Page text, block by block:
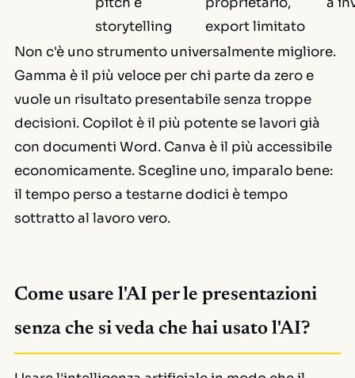
storytelling
export limitato
Non c'è uno strumento universalmente migliore.
Gamma è il più veloce per chi parte da zero e
vuole un risultato presentabile senza troppe
decisioni. Copilot è il più potente se lavori già
con documenti Word. Canva è il più accessibile
economicamente. Scegline uno, imparalo bene:
il tempo perso a testarne dodici è tempo
sottratto al lavoro vero.
Come usare l'AI per le presentazioni
senza che si veda che hai usato l'AI?